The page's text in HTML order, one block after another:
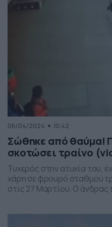
06/04/2024 10:42
Σώθηκε από θαύμα!
σκοτώσει τραίνο
Τυχερός στην ατυχία του,
χάρη σε φρουρό σταθμού
στις 27 Μαρτίου. Ο άνδρας